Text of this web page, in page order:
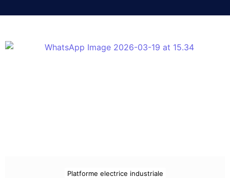
Platforme electrice industriale